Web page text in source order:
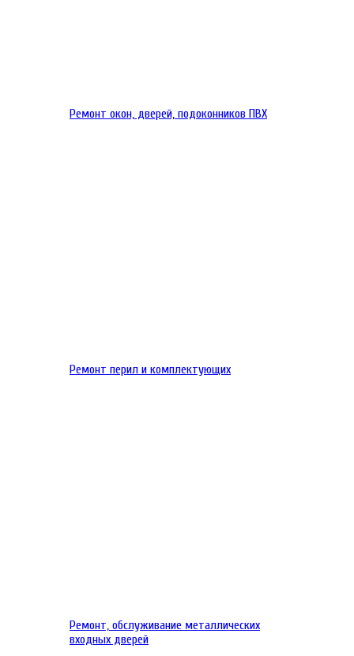
Ремонт окон, дверей, подоконников ПВХ
Ремонт перил и комплектующих
Ремонт, обслуживание металлических
входных дверей